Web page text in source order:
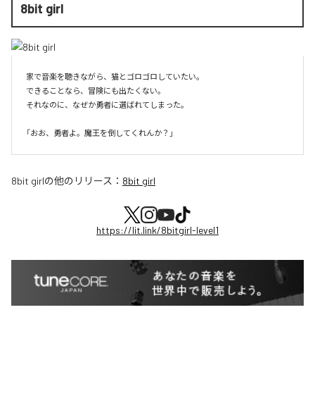
8bit girl
家で音楽を聴きながら、猫とゴロゴロしていたい。
できることなら、冒険にも出たくない。
それなのに、なぜか勇者に選ばれてしまった。
8bit girlの他のリリース： 8bit girl
https://lit.link/8bitgirl-level1